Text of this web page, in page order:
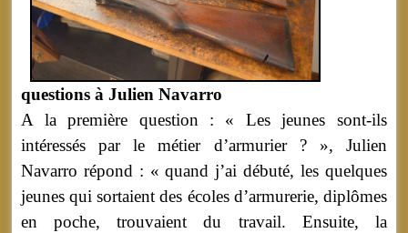
questions à Julien Navarro
A la première question : « Les jeunes sont-ils
intéressés par le métier d’armurier ? », Julien
Navarro répond : « quand j’ai débuté, les quelques
jeunes qui sortaient des écoles d’armurerie, diplômes
en poche, trouvaient du travail. Ensuite, la